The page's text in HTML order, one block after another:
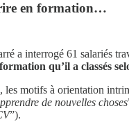
en formation…
a interrogé 61 salariés
qu’il a classés
les motifs à orientation
de nouvelles choses
”).